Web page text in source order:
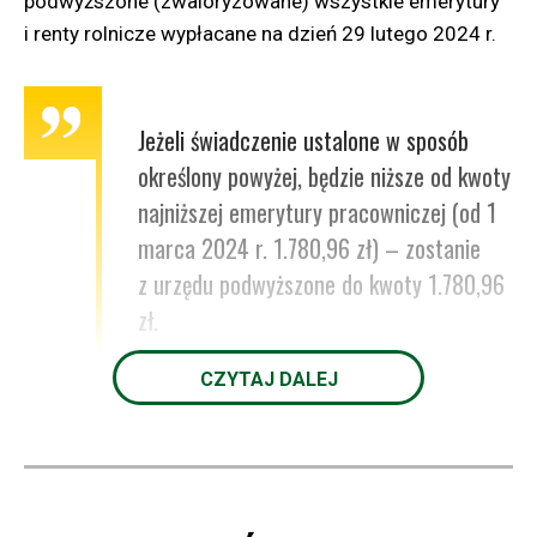
i renty rolnicze wypłacane na dzień 29 lutego 2024 r.
Jeżeli świadczenie ustalone w sposób
określony powyżej, będzie niższe od kwoty
najniższej emerytury pracowniczej (od 1
marca 2024 r. 1.780,96 zł) – zostanie
z urzędu podwyższone do kwoty 1.780,96
zł.
CZYTAJ DALEJ